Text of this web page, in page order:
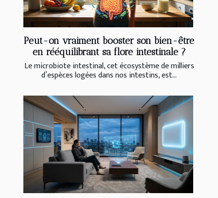
Peut-on vraiment booster son bien-être
en rééquilibrant sa flore intestinale ?
Le microbiote intestinal, cet écosystème de milliers
d’espèces logées dans nos intestins, est...